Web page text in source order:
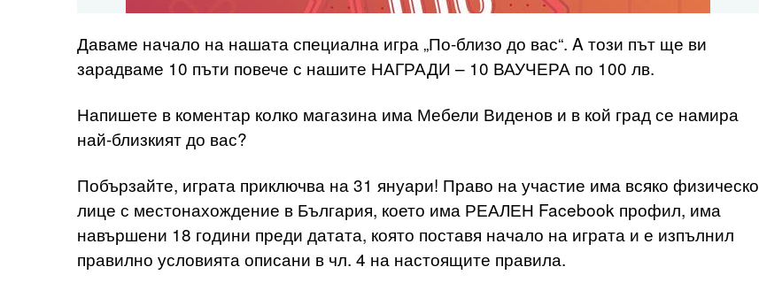
Даваме начало на нашата специална игра „По-близо до вас“. A този път ще ви
зарадваме 10 пъти повече с нашите НАГРАДИ – 10 ВАУЧЕРА по 100 лв.
Напишете в коментар колко магазина има Мебели Виденов и в кой град се намира
най-близкият до вас?
Побързайте, играта приключва на 31 януари! Право на участие има всяко физическо
лице с местонахождение в България, което има РЕАЛЕН Facebook профил, има
навършени 18 години преди датата, която поставя начало на играта и е изпълнил
правилно условията описани в чл. 4 на настоящите правила.